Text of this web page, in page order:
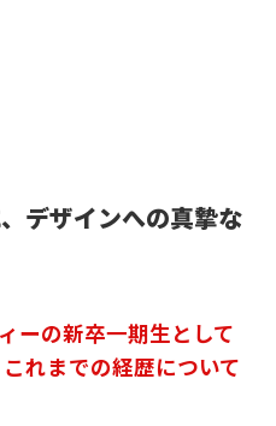
デザインへの真摯な
の新卒一期生として
れまでの経歴について